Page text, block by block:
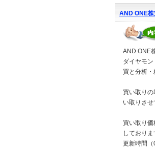
AND ONE
AND ONE
ダイヤモ
買と分析・
買い取り
い取りさせ
買い取り
しておりま
更新時間（